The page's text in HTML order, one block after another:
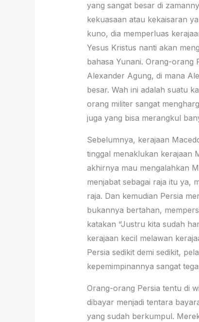
yang sangat besar di
kekuasaan atau kekaisaran
kuno, dia memperluas
Yesus Kristus nanti akan
bahasa Yunani. Orang-orang
Alexander Agung, di mana
besar. Wah ini adalah suatu
orang militer sangat
juga yang bisa merangkul
Sebelumnya, kerajaan
tinggal menaklukan kerajaan
akhirnya mau mengalahkan
menjabat sebagai raja itu ya,
raja. Dan kemudian Persia
bukannya bertahan,
katakan “Justru kita sudah
kerajaan kecil melawan
Persia sedikit demi sedikit,
kepemimpinannya sangat
Orang-orang Persia tentu di
dibayar menjadi tentara
yang sudah berkumpul.